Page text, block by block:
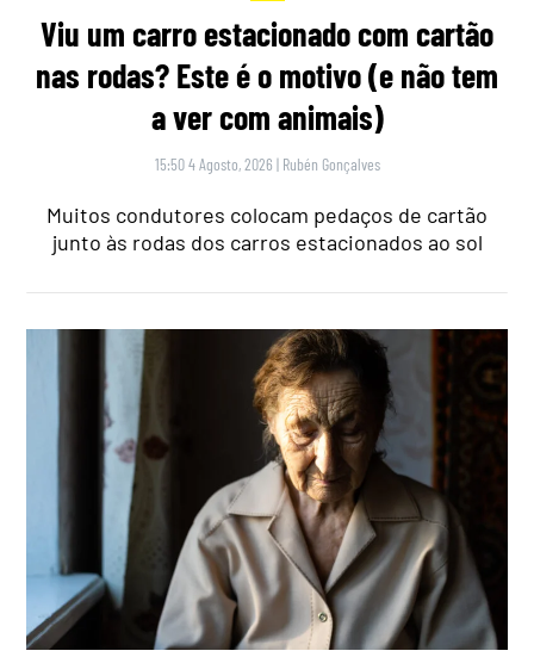
Viu um carro estacionado com cartão
nas rodas? Este é o motivo (e não tem
a ver com animais)
15:50 4 Agosto, 2026 | Rubén Gonçalves
Muitos condutores colocam pedaços de cartão
junto às rodas dos carros estacionados ao sol